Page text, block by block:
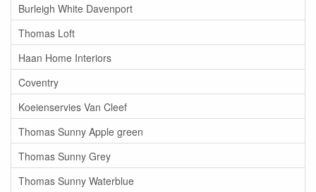
Burleigh White Davenport
Thomas Loft
Haan Home Interiors
Coventry
Koeienservies Van Cleef
Thomas Sunny Apple green
Thomas Sunny Grey
Thomas Sunny Waterblue